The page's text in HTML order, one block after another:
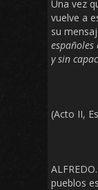
Una vez
vuelve a
su
españoles
y sin
(Acto II,
pueblos